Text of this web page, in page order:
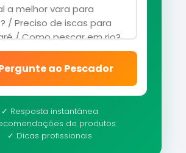
ao Pescador
✓ Resposta instantânea
de produtos
✓ Dicas profissionais